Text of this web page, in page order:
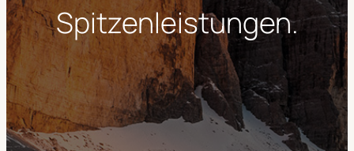
Spitzenleistungen.